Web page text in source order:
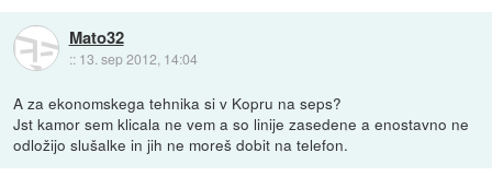
Mato32
:: 13. sep 2012, 14:04
A za ekonomskega tehnika si v Kopru na seps?
Jst kamor sem klicala ne vem a so linije zasedene a enostavno ne
odložijo slušalke in jih ne moreš dobit na telefon.